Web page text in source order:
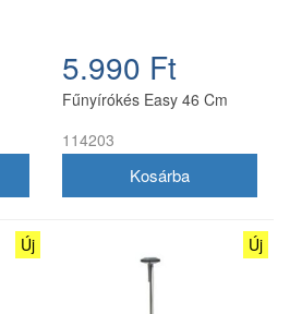
5.990 Ft
Fűnyírókés Easy 46 Cm
114203
Új Új